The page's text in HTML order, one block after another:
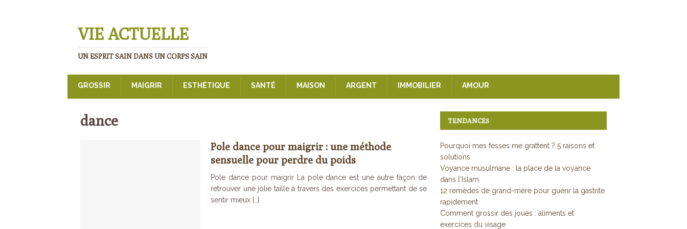
VIE ACTUELLE
UN ESPRIT SAIN DANS UN CORPS SAIN
GROSSIR MAIGRIR ESTHÉTIQUE SANTÉ MAISON ARGENT IMMOBILIER AMOUR
dance
Pole dance pour maigrir : une méthode
sensuelle pour perdre du poids
Pole dance pour maigrir La pole dance est une autre façon de
retrouver une jolie taille à travers des exercices permettant de se
sentir mieux […]
TENDANCES
Pourquoi mes fesses me grattent ? 5 raisons et
solutions
Voyance musulmane : la place de la voyance
dans l'Islam
12 remèdes de grand-mère pour guérir la gastrite
rapidement
Comment grossir des joues : aliments et
exercices du visage